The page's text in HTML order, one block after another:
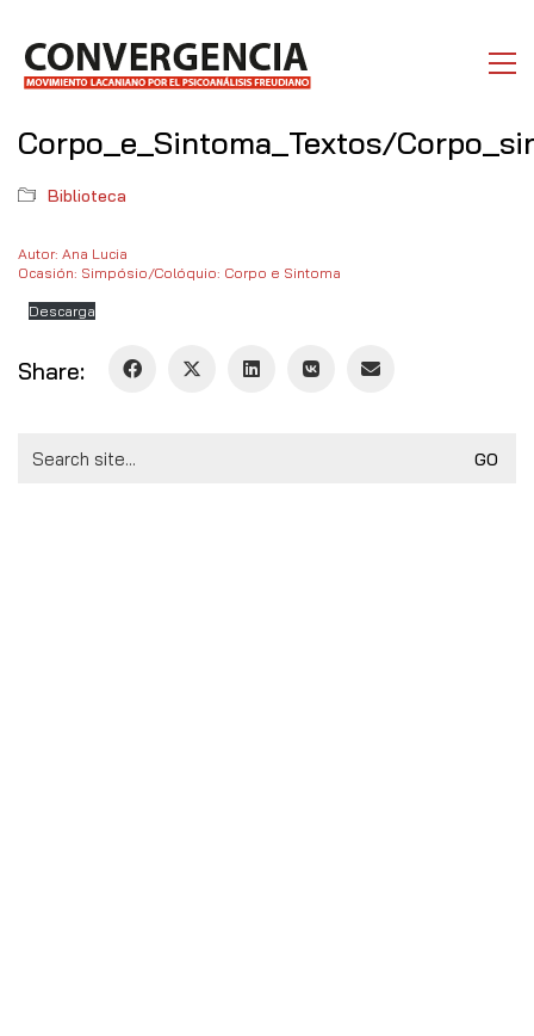
Corpo_e_Sintoma_Textos/
Biblioteca
Autor: Ana Lucia
Ocasión: Simpósio/Colóquio: Corpo e Sintoma
Descarga
Share:
for: